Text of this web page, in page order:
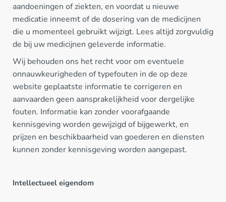
aandoeningen of ziekten, en voordat u nieuwe
medicatie inneemt of de dosering van de medicijnen
die u momenteel gebruikt wijzigt. Lees altijd zorgvuldig
de bij uw medicijnen geleverde informatie.
Wij behouden ons het recht voor om eventuele
onnauwkeurigheden of typefouten in de op deze
website geplaatste informatie te corrigeren en
aanvaarden geen aansprakelijkheid voor dergelijke
fouten. Informatie kan zonder voorafgaande
kennisgeving worden gewijzigd of bijgewerkt, en
prijzen en beschikbaarheid van goederen en diensten
kunnen zonder kennisgeving worden aangepast.
Intellectueel eigendom